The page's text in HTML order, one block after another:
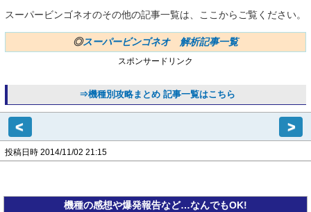
スーパービンゴネオのその他の記事一覧は、ここからご覧ください。
◎スーパービンゴネオ 解析記事一覧
スポンサードリンク
⇒機種別攻略まとめ 記事一覧はこちら
< >
投稿日時 2014/11/02 21:15
機種の感想や爆発報告など…なんでもOK!